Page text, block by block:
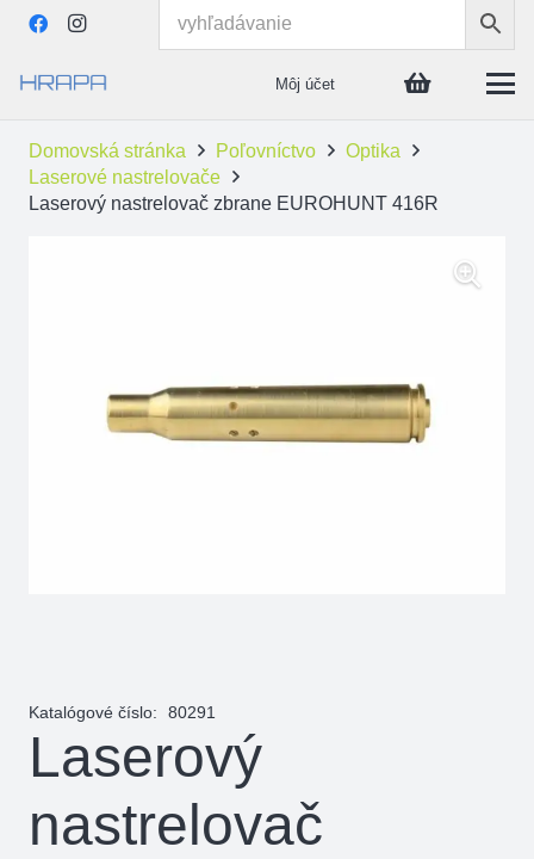
Môj účet
Domovská stránka Poľovníctvo
Optika
Laserové nastrelovače
Laserový nastrelovač zbrane EUROHUNT 416R
Katalógové číslo: 80291
Laserový
nastrelovač